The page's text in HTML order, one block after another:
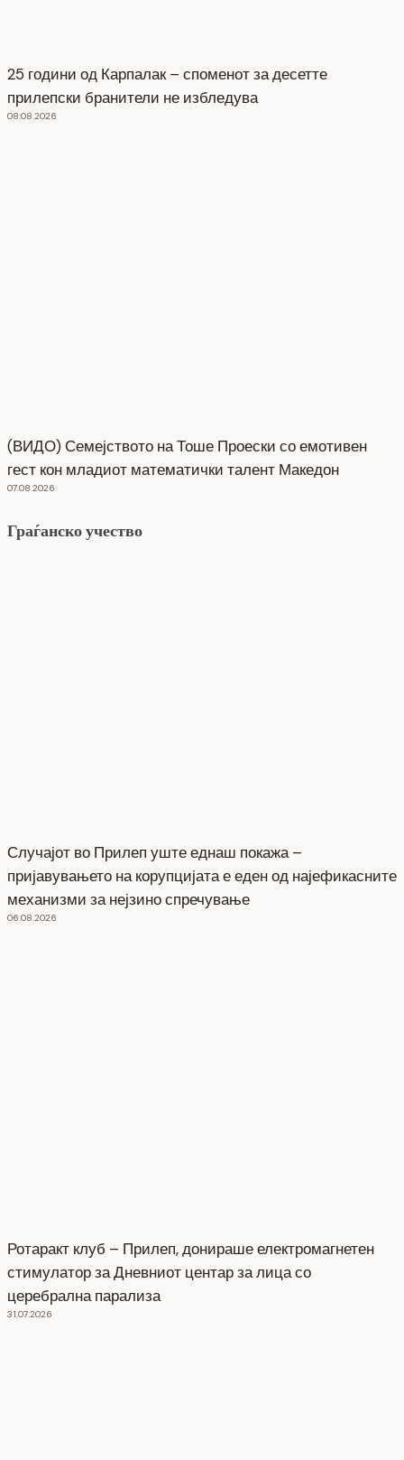
25 години од Карпалак – споменот за десетте
прилепски бранители не избледува
08.08.2026
(ВИДО) Семејството на Тоше Проески со емотивен
гест кон младиот математички талент Македон
07.08.2026
Граѓанско учество
Случајот во Прилеп уште еднаш покажа –
пријавувањето на корупцијата е еден од најефикасните
механизми за нејзино спречување
06.08.2026
Ротаракт клуб – Прилеп, донираше електромагнетен
стимулатор за Дневниот центар за лица со
церебрална парализа
31.07.2026